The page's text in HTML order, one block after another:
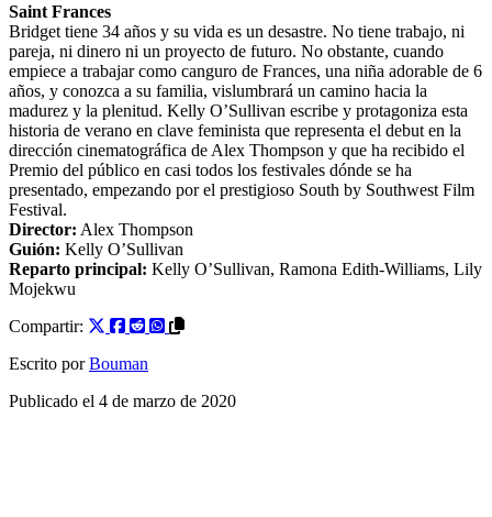
Saint Frances
Bridget tiene 34 años y su vida es un desastre. No tiene trabajo, ni
pareja, ni dinero ni un proyecto de futuro. No obstante, cuando
empiece a trabajar como canguro de Frances, una niña adorable de 6
años, y conozca a su familia, vislumbrará un camino hacia la
madurez y la plenitud. Kelly O’Sullivan escribe y protagoniza esta
historia de verano en clave feminista que representa el debut en la
dirección cinematográfica de Alex Thompson y que ha recibido el
Premio del público en casi todos los festivales dónde se ha
presentado, empezando por el prestigioso South by Southwest Film
Festival.
Director: Alex Thompson
Guión: Kelly O’Sullivan
Reparto principal: Kelly O’Sullivan, Ramona Edith-Williams, Lily
Mojekwu
Compartir:
Escrito por Bouman
Publicado el 4 de marzo de 2020